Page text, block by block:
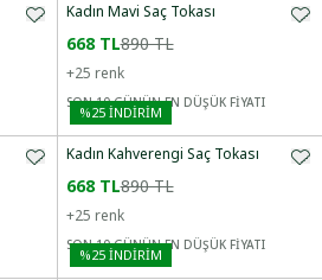
Kadın Mavi Saç Tokası
668 TL890 TL
+25 renk
SON 10 GÜNÜN EN DÜŞÜK FİYATI
%25İNDİRİM
Kadın Kahverengi Saç Tokası
668 TL890 TL
+25 renk
SON 10 GÜNÜN EN DÜŞÜK FİYATI
%25İNDİRİM